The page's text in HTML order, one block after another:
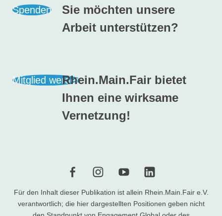
Spenden
Sie möchten unsere
Arbeit unterstützen?
Mitglied werdenRhein.Main.Fair bietet
Ihnen eine wirksame
Vernetzung!
f i Y l
Für den Inhalt dieser Publikation ist allein Rhein.Main.Fair e.V.
verantwortlich; die hier dargestellten Positionen geben nicht